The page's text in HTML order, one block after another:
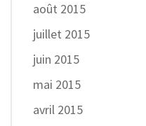
août 2015
juillet 2015
juin 2015
mai 2015
avril 2015